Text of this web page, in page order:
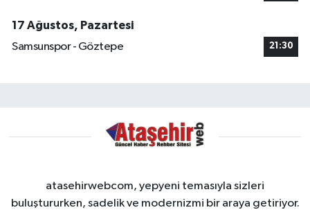
17 Ağustos, Pazartesi
Samsunspor - Göztepe
21:30
atasehirwebcom, yepyeni temasıyla sizleri
buluştururken, sadelik ve modernizmi bir araya getiriyor.